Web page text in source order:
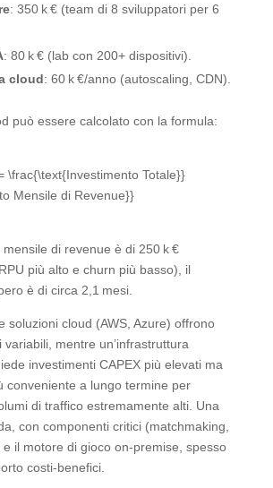
: 350 k € (team di 8 sviluppatori per 6
: 80 k € (lab con 200+ dispositivi).
cloud: 60 k €/anno (autoscaling, CDN).
può essere calcolato con la formula:
\frac{\text{Investimento Totale}}
Mensile di Revenue}}
mensile di revenue è di 250 k €
più alto e churn più basso), il
è di circa 2,1 mesi.
soluzioni cloud (AWS, Azure) offrono
variabili, mentre un’infrastruttura
investimenti CAPEX più elevati ma
conveniente a lungo termine per
di traffico estremamente alti. Una
con componenti critici (matchmaking,
il motore di gioco on‑premise, spesso
costi‑benefici.